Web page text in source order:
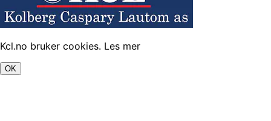
Kcl.no bruker cookies. Les mer
OK